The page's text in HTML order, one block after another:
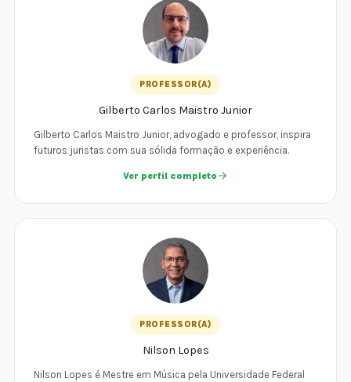
PROFESSOR(A)
Gilberto Carlos Maistro Junior
Gilberto Carlos Maistro Junior, advogado e professor, inspira
futuros juristas com sua sólida formação e experiência.
Ver perfil completo
PROFESSOR(A)
Nilson Lopes
Nilson Lopes é Mestre em Música pela Universidade Federal